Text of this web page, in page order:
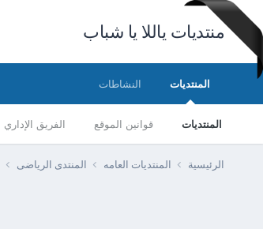
منتديات ياللا يا شباب
المنتديات
المنتديات قوانين الموقع الفريق الإداري
النشاطات
الرئيسية المنتديات العامه المنتدى الرياضى